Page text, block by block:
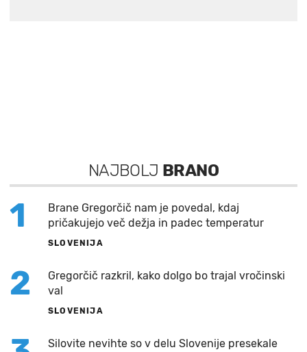
NAJBOLJ BRANO
1
Brane Gregorčič nam je povedal, kdaj
pričakujejo več dežja in padec temperatur
SLOVENIJA
2
Gregorčič razkril, kako dolgo bo trajal vročinski
val
SLOVENIJA
Silovite nevihte so v delu Slovenije presekale